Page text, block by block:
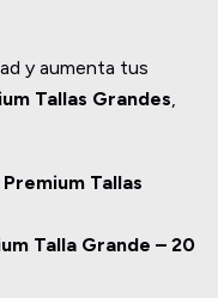
y aumenta tus
Tallas Grandes,
Tallas
Talla Grande – 20